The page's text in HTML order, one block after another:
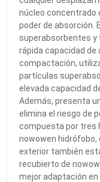
núcleo concentrado
poder de absorción.
superabsorbentes y
rápida capacidad de
compactación,
partículas
elevada capacidad
Además, presenta
elimina el riesgo de
compuesta por tres
nowowen hidrófobo,
exterior también
recubierto de
mejor adaptación en